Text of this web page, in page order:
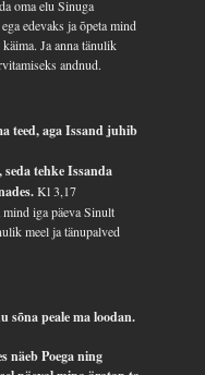
oma elu Sinuga
edevaks ja õpeta mind
Ja anna tänulik
andnud.
teed, aga Issand juhib
seda tehke Issanda
Kl 3,17
iga päeva Sinult
meel ja tänupalved
sõna peale ma loodan.
näeb Poega ning